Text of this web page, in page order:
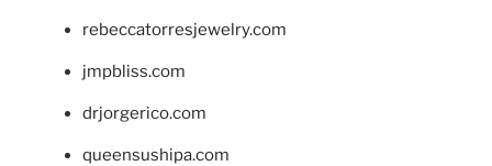
rebeccatorresjewelry.com
jmpbliss.com
drjorgerico.com
queensushipa.com